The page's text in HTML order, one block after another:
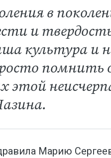
в
и
культура и
помнить
этой
Марию